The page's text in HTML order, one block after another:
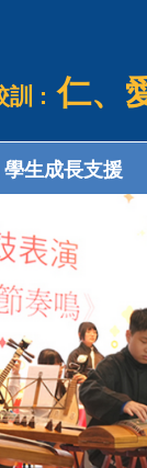
訓 : 仁、
學生成長支援